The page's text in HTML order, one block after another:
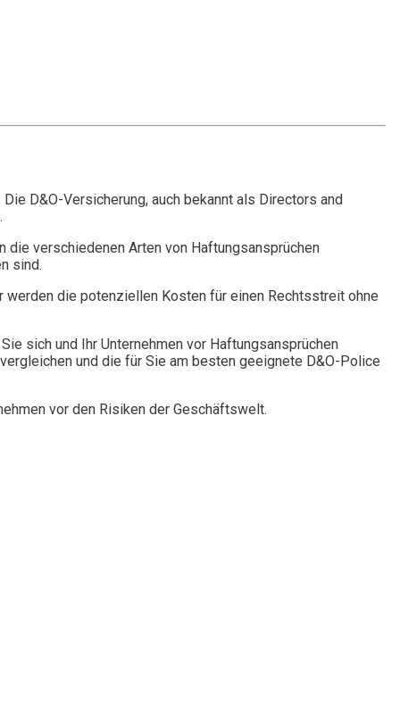
D&O-Versicherung, auch bekannt als Directors and
verschiedenen Arten von Haftungsansprüchen
sind.
die potenziellen Kosten für einen Rechtsstreit ohne
sich und Ihr Unternehmen vor Haftungsansprüchen
und die für Sie am besten geeignete D&O-Police
vor den Risiken der Geschäftswelt.